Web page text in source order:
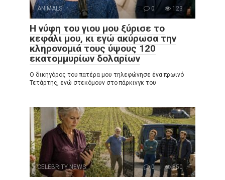
ANIMALS 0 123
Η νύφη του γιου μου ξύρισε το
κεφάλι μου, κι εγώ ακύρωσα την
κληρονομιά τους ύψους 120
εκατομμυρίων δολαρίων
Ο δικηγόρος του πατέρα μου τηλεφώνησε ένα πρωινό
Τετάρτης, ενώ στεκόμουν στο πάρκινγκ του
CELEBRITY NEWS 0 850